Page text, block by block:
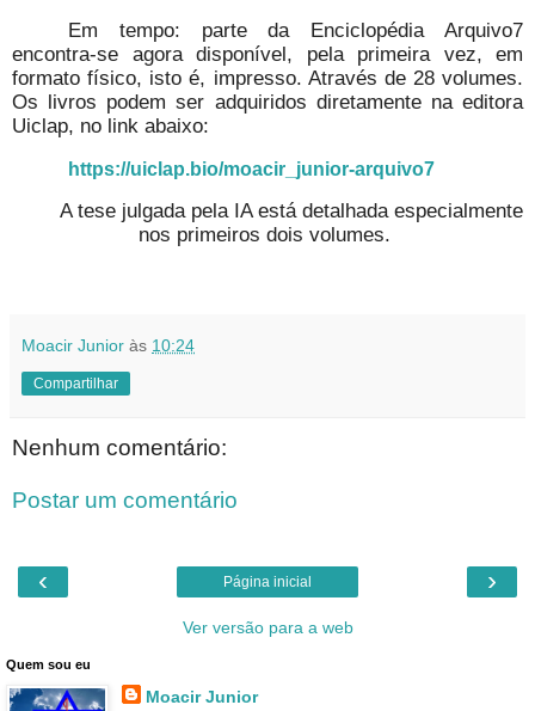
Em tempo: parte da Enciclopédia Arquivo7
encontra-se agora disponível, pela primeira vez, em
formato físico, isto é, impresso. Através de 28 volumes.
Os livros podem ser adquiridos diretamente na editora
Uiclap, no link abaixo:
https://uiclap.bio/moacir_junior-arquivo7
A tese julgada pela IA está detalhada especialmente
nos primeiros dois volumes.
Moacir Junior às 10:24
Compartilhar
Nenhum comentário:
Postar um comentário
‹ ›
Página inicial
Ver versão para a web
Quem sou eu
Moacir Junior